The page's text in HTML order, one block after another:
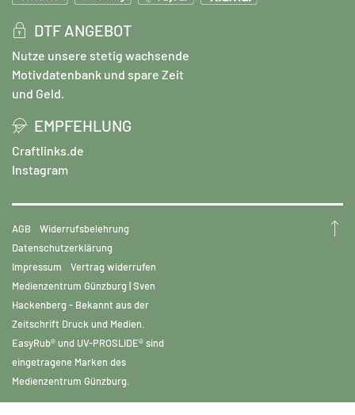
DTF ANGEBOT
Nutze unsere stetig wachsende
Motivdatenbank und spare Zeit
und Geld.
EMPFEHLUNG
Craftlinks.de
Instagram
AGB
Widerrufsbelehrung
Datenschutzerklärung
Impressum
Vertrag widerrufen
Medienzentrum Günzburg | Sven
Hackenberg - Bekannt aus der
Zeitschrift Druck und Medien.
EasyRub® und UV-PROSLIDE® sind
eingetragene Marken des
Medienzentrum Günzburg.